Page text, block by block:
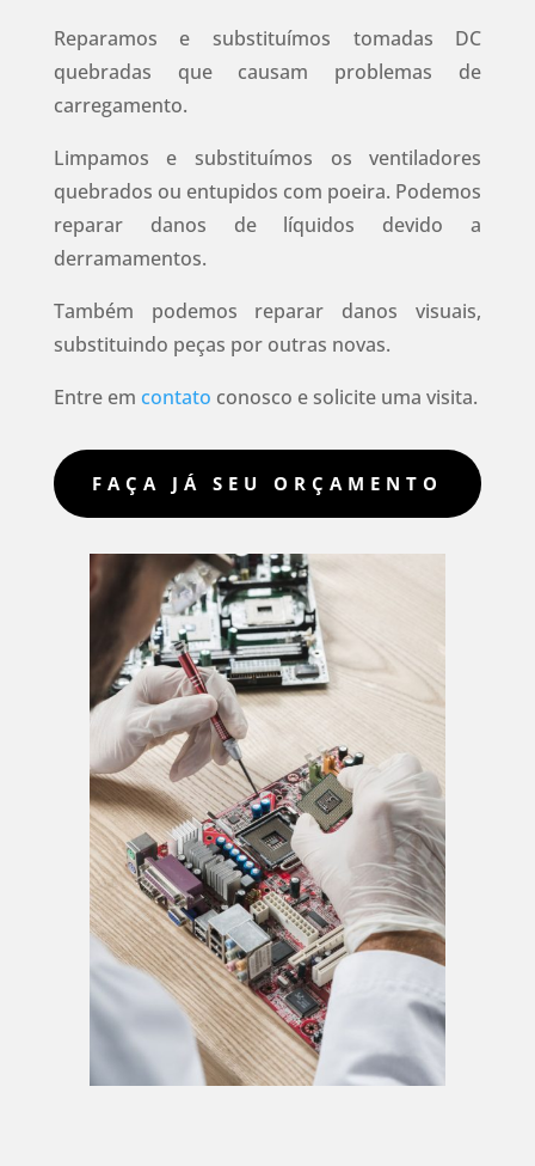
Reparamos e substituímos tomadas DC
quebradas que causam problemas de
carregamento.
Limpamos e substituímos os ventiladores
quebrados ou entupidos com poeira. Podemos
reparar danos de líquidos devido a
derramamentos.
Também podemos reparar danos visuais,
substituindo peças por outras novas.
Entre em contato conosco e solicite uma visita.
FAÇA JÁ SEU ORÇAMENTO